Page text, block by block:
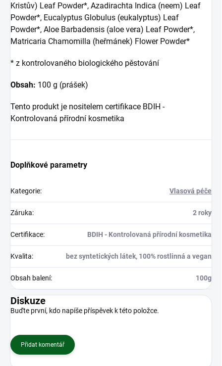
Kristův) Leaf Powder*, Azadirachta Indica (neem) Leaf
Powder*, Eucalyptus Globulus (eukalyptus) Leaf
Powder*, Aloe Barbadensis (aloe vera) Leaf Powder*,
Matricaria Chamomilla (heřmánek) Flower Powder*
* z kontrolovaného biologického pěstování
Obsah: 100 g (prášek)
Tento produkt je nositelem certifikace BDIH -
Kontrolovaná přírodní kosmetika
Doplňkové parametry
Kategorie: Vlasová péče
Záruka: 2 roky
Certifikace: BDIH - Kontrolovaná přírodní kosmetika
Kvalita: bez syntetických látek, 100% rostlinná a vegan
Obsah balení: 100g
Diskuze
Buďte první, kdo napíše příspěvek k této položce.
Přidat komentář